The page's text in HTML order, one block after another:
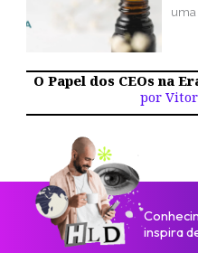
uma
O Papel dos CEOs na
por
inspira